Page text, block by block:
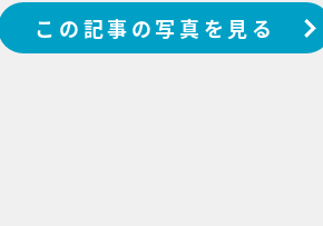
この記事の写真を見る